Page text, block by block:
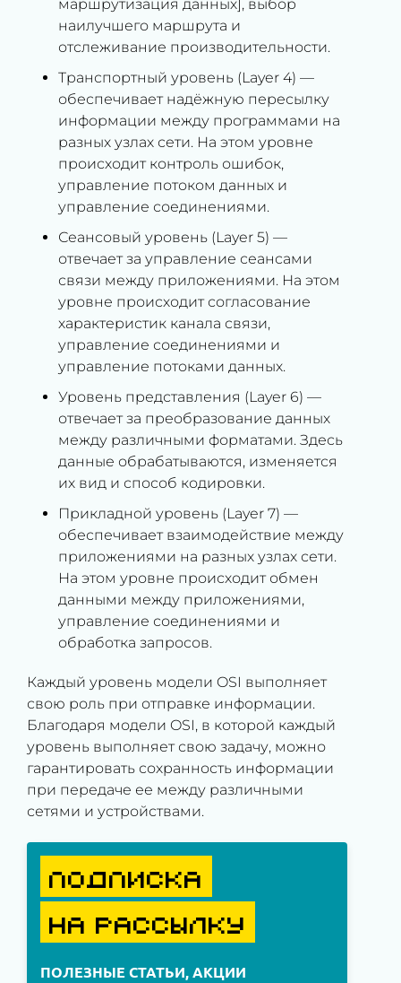
маршрутизация данных], выбор
наилучшего маршрута и
отслеживание производительности.
Транспортный уровень (Layer 4) —
обеспечивает надёжную пересылку
информации между программами на
разных узлах сети. На этом уровне
происходит контроль ошибок,
управление потоком данных и
управление соединениями.
Сеансовый уровень (Layer 5) —
отвечает за управление сеансами
связи между приложениями. На этом
уровне происходит согласование
характеристик канала связи,
управление соединениями и
управление потоками данных.
Уровень представления (Layer 6) —
отвечает за преобразование данных
между различными форматами. Здесь
данные обрабатываются, изменяется
их вид и способ кодировки.
Прикладной уровень (Layer 7) —
обеспечивает взаимодействие между
приложениями на разных узлах сети.
На этом уровне происходит обмен
данными между приложениями,
управление соединениями и
обработка запросов.
Каждый уровень модели OSI выполняет
свою роль при отправке информации.
Благодаря модели OSI, в которой каждый
уровень выполняет свою задачу, можно
гарантировать сохранность информации
при передаче ее между различными
сетями и устройствами.
ПОДПИСКА
НА РАССЫЛКУ
ПОЛЕЗНЫЕ СТАТЬИ, АКЦИИ